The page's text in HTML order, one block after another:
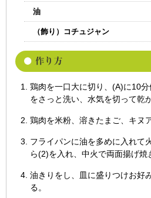
油
（飾り）コチュジャン
鶏肉を一口大に切り、(A)に10
をさっと洗い、水気を切って乾か
鶏肉を米粉、溶きたまご、キヌ
フライパンに油を多めに入れて
ら(2)を入れ、中火で両面揚げ焼
油きりをし、皿に盛りつけお好
る。